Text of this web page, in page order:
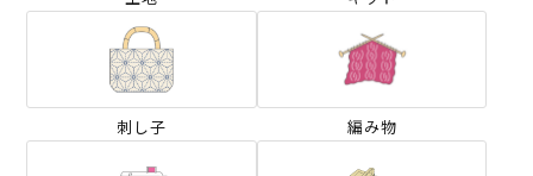
刺し子 編み物